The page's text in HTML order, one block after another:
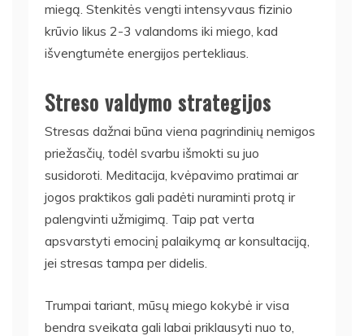
miegą. Stenkitės vengti intensyvaus fizinio
krūvio likus 2-3 valandoms iki miego, kad
išvengtumėte energijos pertekliaus.
Streso valdymo strategijos
Stresas dažnai būna viena pagrindinių nemigos
priežasčių, todėl svarbu išmokti su juo
susidoroti. Meditacija, kvėpavimo pratimai ar
jogos praktikos gali padėti nuraminti protą ir
palengvinti užmigimą. Taip pat verta
apsvarstyti emocinį palaikymą ar konsultaciją,
jei stresas tampa per didelis.
Trumpai tariant, mūsų miego kokybė ir visa
bendra sveikata gali labai priklausyti nuo to,